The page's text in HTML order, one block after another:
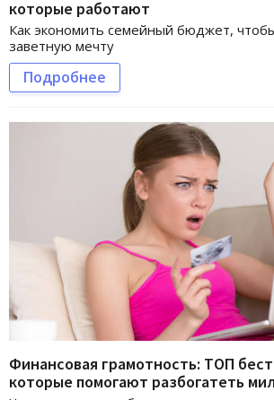
которые работают
Как экономить семейный бюджет,
заветную мечту
Подробнее
Финансовая грамотность: ТОП
которые помогают разбогатеть